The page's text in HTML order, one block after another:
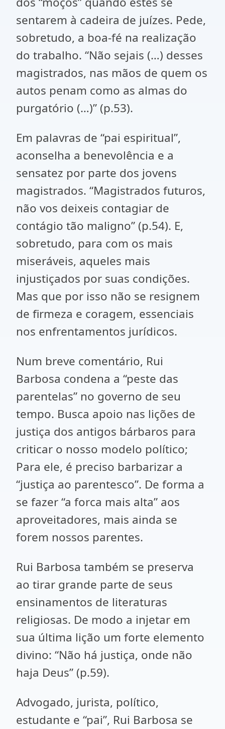
sentarem à cadeira de juízes. Pede,
sobretudo, a boa-fé na realização
do trabalho. “Não sejais (…) desses
magistrados, nas mãos de quem os
autos penam como as almas do
purgatório (…)” (p.53).
Em palavras de “pai espiritual”,
aconselha a benevolência e a
sensatez por parte dos jovens
magistrados. “Magistrados futuros,
não vos deixeis contagiar de
contágio tão maligno” (p.54). E,
sobretudo, para com os mais
miseráveis, aqueles mais
injustiçados por suas condições.
Mas que por isso não se resignem
de firmeza e coragem, essenciais
nos enfrentamentos jurídicos.
Num breve comentário, Rui
Barbosa condena a “peste das
parentelas” no governo de seu
tempo. Busca apoio nas lições de
justiça dos antigos bárbaros para
criticar o nosso modelo político;
Para ele, é preciso barbarizar a
“justiça ao parentesco”. De forma a
se fazer “a forca mais alta” aos
aproveitadores, mais ainda se
forem nossos parentes.
Rui Barbosa também se preserva
ao tirar grande parte de seus
ensinamentos de literaturas
religiosas. De modo a injetar em
sua última lição um forte elemento
divino: “Não há justiça, onde não
haja Deus” (p.59).
Advogado, jurista, político,
estudante e “pai”, Rui Barbosa se